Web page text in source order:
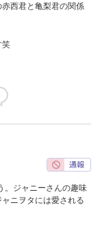
西君と亀梨君の関係
笑
。ジャニーさんの趣味
ニヲタには愛される